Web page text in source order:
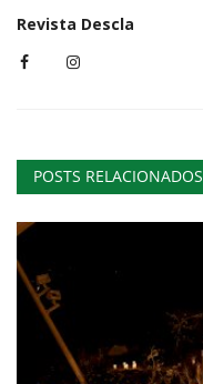
Revista Descla
POSTS RELACIONADOS